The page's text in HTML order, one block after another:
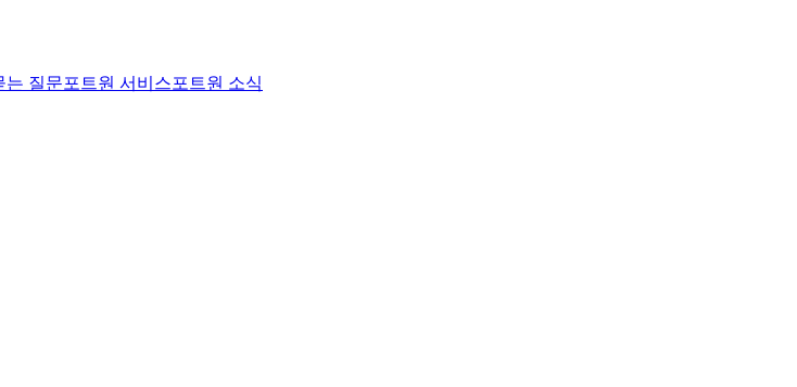
는 질문포트원 서비스포트원 소식